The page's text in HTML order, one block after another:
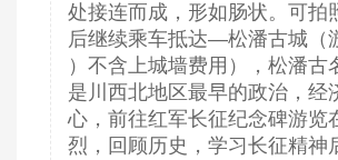
处接连而成，形如肠状。可拍
后继续乘车抵达—松潘古城（
）不含上城墙费用），松潘古
是川西北地区最早的政治，经
心，前往红军长征纪念碑游览
烈，回顾历史，学习长征精神